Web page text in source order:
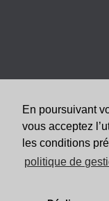
En poursuivant
vous acceptez
les conditions
politique de
Copyright 2026 Revue